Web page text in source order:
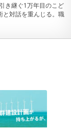
き継ぐ1万年目のこど
と対話を重んじる。職